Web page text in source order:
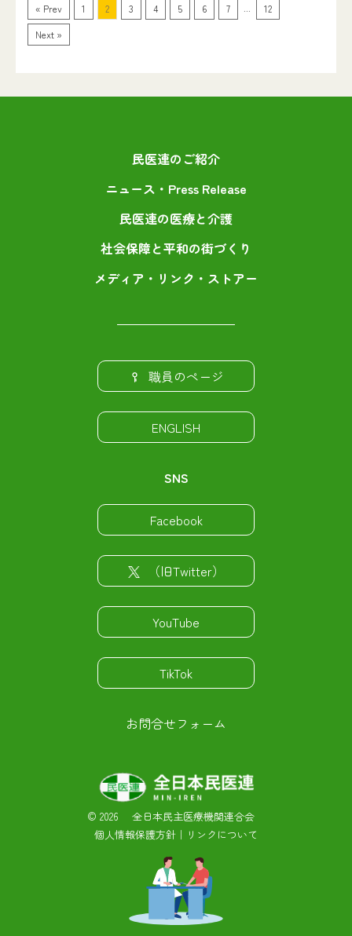
« Prev 1 2 3 4 5 6 7
12
Next »
民医連のご紹介
ニュース・Press Release
民医連の医療と介護
社会保障と平和の街づくり
メディア・リンク・ストアー
職員のページ
ENGLISH
SNS
Facebook
（旧Twitter）
YouTube
TikTok
お問合せフォーム
© 2026 全日本民主医療機関連合会
個人情報保護方針 ｜ リンクについて